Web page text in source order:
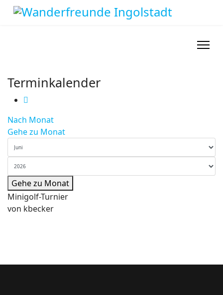
Terminkalender
Nach Monat
Gehe zu Monat
Gehe zu Monat
Minigolf-Turnier
von kbecker